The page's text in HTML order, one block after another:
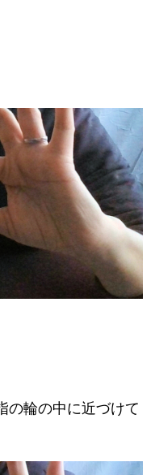
の輪の中に近づけて